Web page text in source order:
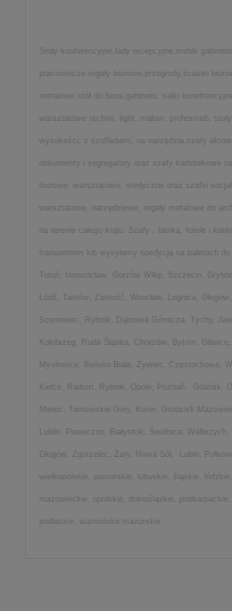
Stoły konferencyjne,lady recepcyjne,meble
pracownicze regały biurowe,przegrody,ścianki
metalowe,stół do biura,gabinetu, salki
warsztatowe techno, light, malow, profesmeb,
wysokości, z szufladami, na narzędzia,szafy
dokumenty i segregatory oraz szafy kartotekowe
biurowe, warsztatowe, medyczne oraz szafki
warsztatowe, narzędziowe, regały metalowe do
na terenie całego kraju. Szafy , biurka, fotele i
transportem lub wysyłamy spedycją na paletach
Toruń, Inowrocław, Gorzów Wlkp, Szczecin,
Łódź, Tarnów, Zamość, Wrocław, Legnica,
Sosnowiec, Rybnik, Dąbrowa Górnicza, Tychy,
Kołobrzeg, Ruda Śląska, Chorzów, Bytom, Gliwice,
Mysłowice, Bielsko Biała, Żywiec, Częstochowa,
Kielce, Radom, Rybnik, Opole, Poznań, Gdańsk,
Mielec, Tarnowskie Góry, Konin, Grodzisk
Lublin, Piaseczno, Białystok, Świdnica,
Głogów, Zgorzelec, Żary, Nowa Sól, Lubin,
wielkopolskie, pomorskie, lubuskie, śląskie,
mazowieckie, opolskie, dolnośląskie,
podlaskie, warmińsko mazurskie